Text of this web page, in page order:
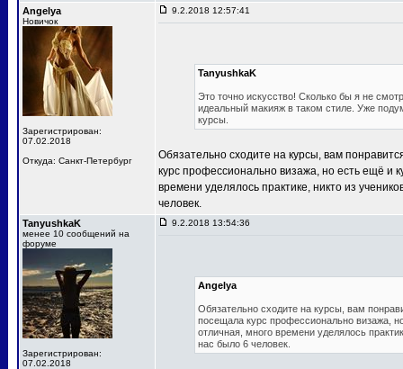
Angelya
Новичок
Зарегистрирован:
07.02.2018
Откуда: Санкт-Петербург
9.2.2018 12:57:41
TanyushkaK
Это точно искусство! Сколько бы я не
идеальный макияж в таком стиле. Уже
курсы.
Обязательно сходите на курсы, вам
курс профессионально визажа, но есть ещё и
времени уделялось практике, никто из
человек.
TanyushkaK
менее 10 сообщений на
форуме
Зарегистрирован:
07.02.2018
9.2.2018 13:54:36
Angelya
Обязательно сходите на курсы, вам
посещала курс профессионально визажа,
отличная, много времени уделялось
нас было 6 человек.